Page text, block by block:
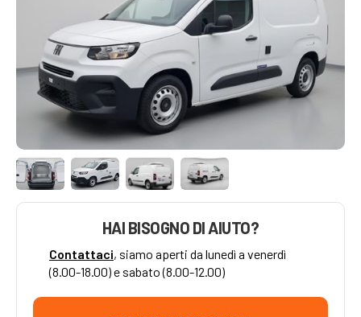
HAI BISOGNO DI AIUTO?
Contattaci, siamo aperti da lunedì a venerdì
(8.00-18.00) e sabato (8.00-12.00)